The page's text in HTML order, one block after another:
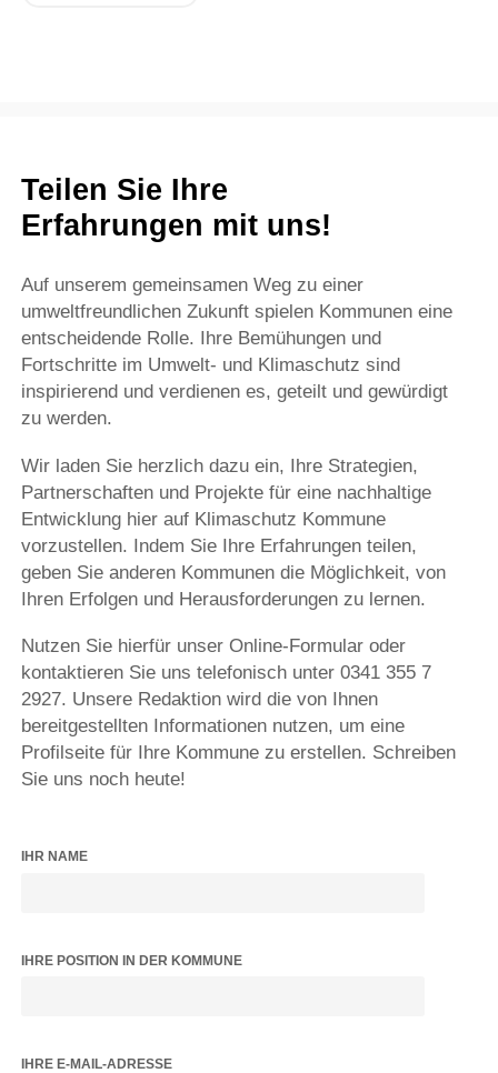
Teilen Sie Ihre
Erfahrungen mit uns!
Auf unserem gemeinsamen Weg zu einer
umweltfreundlichen Zukunft spielen Kommunen eine
entscheidende Rolle. Ihre Bemühungen und
Fortschritte im Umwelt- und Klimaschutz sind
inspirierend und verdienen es, geteilt und gewürdigt
zu werden.
Wir laden Sie herzlich dazu ein, Ihre Strategien,
Partnerschaften und Projekte für eine nachhaltige
Entwicklung hier auf Klimaschutz Kommune
vorzustellen. Indem Sie Ihre Erfahrungen teilen,
geben Sie anderen Kommunen die Möglichkeit, von
Ihren Erfolgen und Herausforderungen zu lernen.
Nutzen Sie hierfür unser Online-Formular oder
kontaktieren Sie uns telefonisch unter 0341 355 7
2927. Unsere Redaktion wird die von Ihnen
bereitgestellten Informationen nutzen, um eine
Profilseite für Ihre Kommune zu erstellen. Schreiben
Sie uns noch heute!
IHR NAME
IHRE POSITION IN DER KOMMUNE
IHRE E-MAIL-ADRESSE